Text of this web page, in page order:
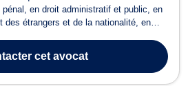
pénal, en droit administratif et public, en
des étrangers et de la nationalité, en
intervient en droit pénal dans le
cet avocat